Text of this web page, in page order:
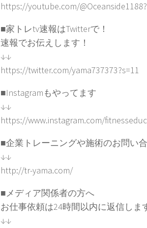
https://youtube.com/
■家トレtv速報はTwitterで！
速報でお伝えします！
↓↓
https://twitter.com/yama737373?s=11
■Instagramもやってます
↓↓
https://www.instagram.com/
■企業トレーニングや施術のお問い
↓↓
http://tr-yama.com/
■メディア関係者の方へ
お仕事依頼は24時間以内に返信しま
↓↓